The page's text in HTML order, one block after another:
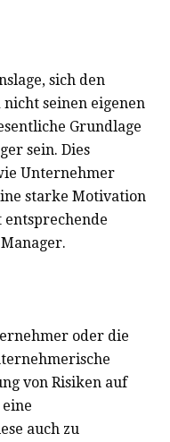
sich den
seinen eigenen
Grundlage
sein. Dies
Unternehmer
starke Motivation
Manager.
oder die
von Risiken auf
auch zu